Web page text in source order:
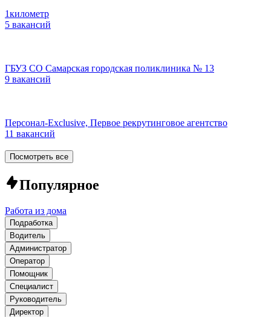
1километр
5 вакансий
ГБУЗ СО Самарская городская поликлиника № 13
9 вакансий
Персонал-Exclusive, Первое рекрутинговое агентство
11 вакансий
Посмотреть все
Популярное
Работа из дома
Подработка
Водитель
Администратор
Оператор
Помощник
Специалист
Руководитель
Директор